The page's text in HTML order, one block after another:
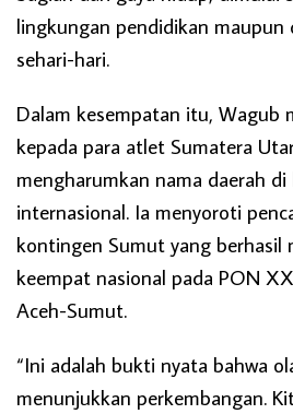
lingkungan pendidikan maupun
sehari-hari.
Dalam kesempatan itu, Wagub
kepada para atlet Sumatera
mengharumkan nama daerah
internasional. Ia menyoroti
kontingen Sumut yang berhasil
keempat nasional pada PON
Aceh-Sumut.
“Ini adalah bukti nyata bahwa
menunjukkan perkembangan.